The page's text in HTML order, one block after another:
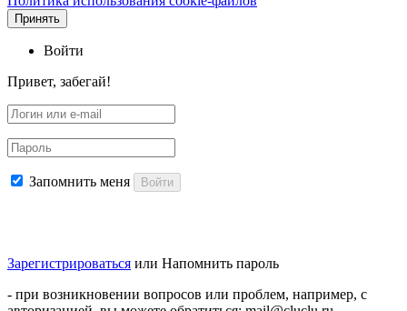
Принять
Войти
Привет, забегай!
Запомнить меня Войти
Зарегистрироваться или Напомнить пароль
- при возникновении вопросов или проблем, например, с